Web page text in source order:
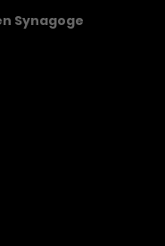
es gesetzt ist,
Synagoge